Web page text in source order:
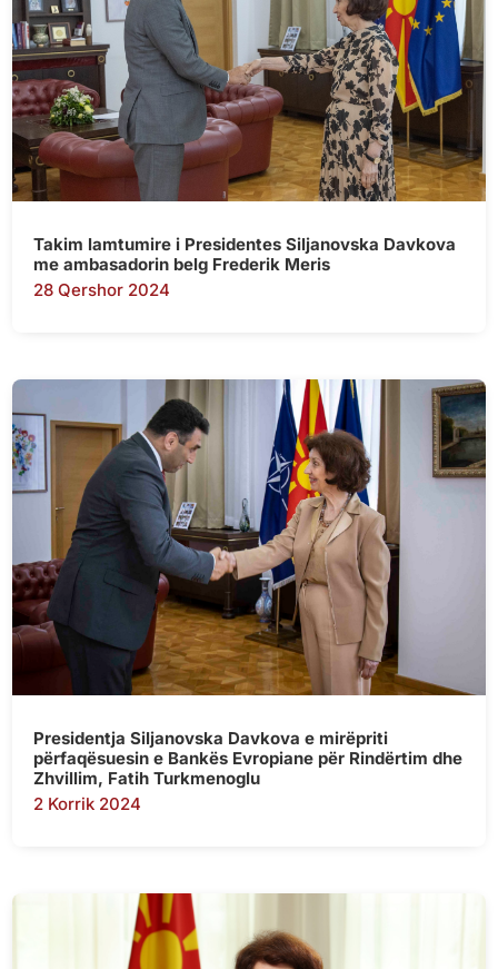
Takim lamtumire i Presidentes Siljanovska Davkova
me ambasadorin belg Frederik Meris
28 Qershor 2024
Presidentja Siljanovska Davkova e mirëpriti
përfaqësuesin e Bankës Evropiane për Rindërtim dhe
Zhvillim, Fatih Turkmenoglu
2 Korrik 2024